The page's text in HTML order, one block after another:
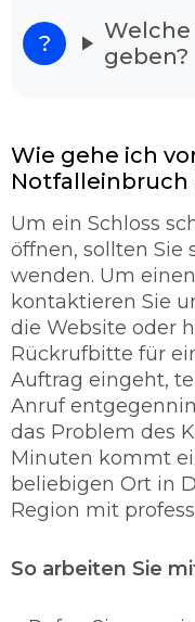
stehen und
spielt es keine
Garagentor
den meisten
Fachmänner
öffnen. Unser
eine schnelle und
95% ohne
So werden Sie
Der
Teilhaber der
Thematik befasst
verantwortlich ist.
sehr viel Wert auf
Zustand der
Problem. Unser
geben?
Wie gehe ich
Notfalleinbruch
Um ein Schloss
öffnen, sollten Sie
wenden. Um
kontaktieren Sie
die Website oder
Rückrufbitte für
Auftrag eingeht,
Anruf
das Problem des
Minuten kommt
beliebigen Ort in
Region mit
So arbeiten Sie